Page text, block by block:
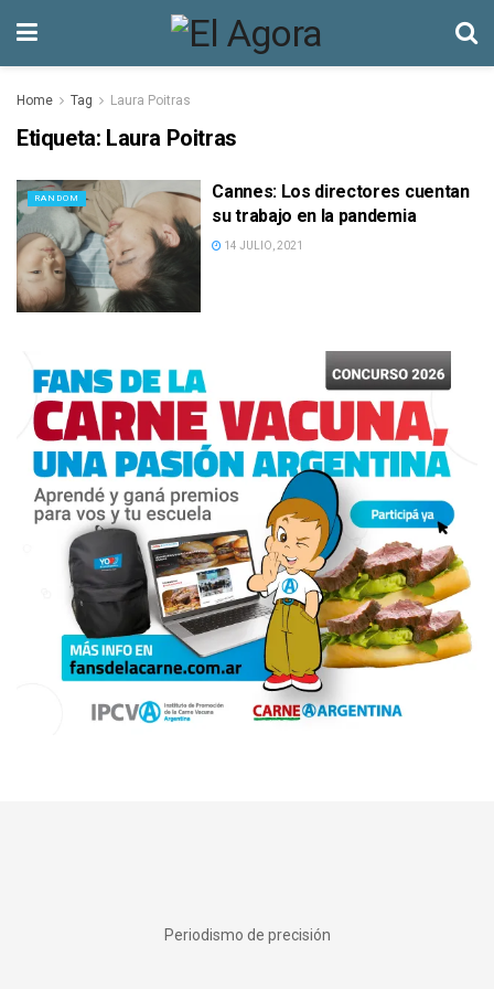
Home Tag Laura Poitras
Etiqueta: Laura Poitras
RANDOM
Cannes: Los directores cuentan
su trabajo en la pandemia
14 JULIO, 2021
Periodismo de precisión